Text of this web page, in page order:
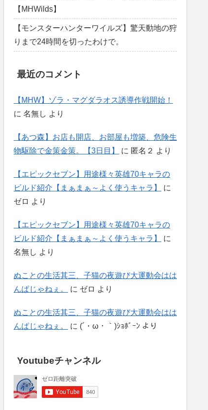
【MHWilds】
【モンスターハンターワイルズ】驚天動地の狩
りまで24時間を切ったわけで。
最近のコメント
【MHW】ゾラ・マグダラオス誘導作戦開始！
に 名無し より
【あつ森】お店も開店、お部屋も増築、危険生
物駆除で金策金策。【3日目】
に 匿名２ より
【エピックセブン】用途様々英雄70キャラの
ビルド紹介【まぁまぁ～よく使うキャラ】
に
ゼロ より
【エピックセブン】用途様々英雄70キャラの
ビルド紹介【まぁまぁ～よく使うキャラ】
に
名無し より
ぬことの生活其三、子猫の夜遊び大運動会はは
んぱじゃねぇ。
に ゼロ より
ぬことの生活其三、子猫の夜遊び大運動会はは
んぱじゃねぇ。
に (´・ω・｀)ｼｮﾎﾞｰﾝ より
Youtubeチャンネル